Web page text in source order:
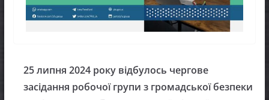
25 липня 2024 року відбулось чергове
засідання робочої групи з громадської безпеки